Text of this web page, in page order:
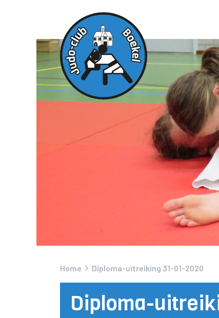
Home Diploma-uitreiking 31-01-2020
Diploma-